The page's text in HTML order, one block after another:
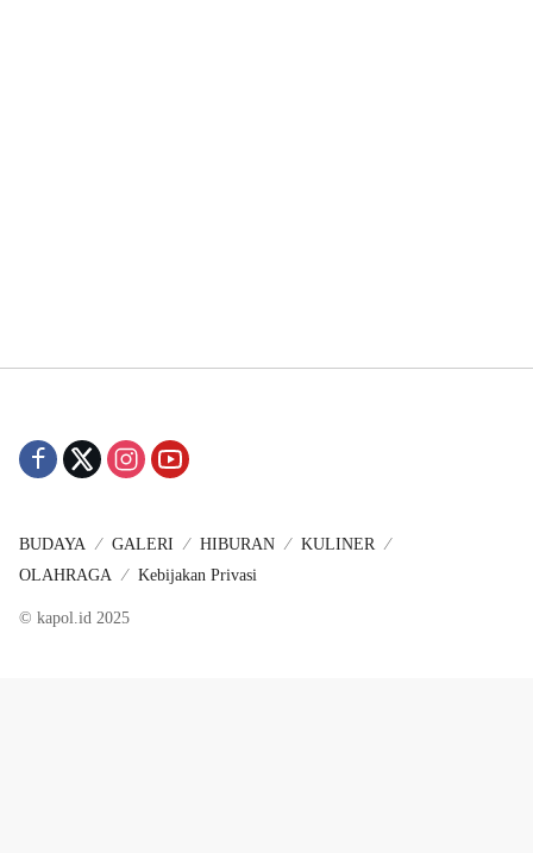
BUDAYA GALERI HIBURAN
KULINER
OLAHRAGA
Kebijakan Privasi
© kapol.id 2025